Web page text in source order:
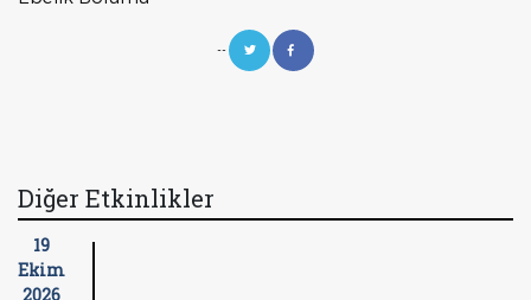
--
Diğer Etkinlikler
19
Ekim
2026